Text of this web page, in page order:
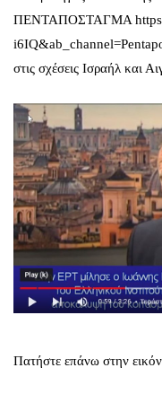
ΠΕΝΤΑΠΟΣΤΑΓΜΑ
στις σχέσεις Ισραήλ και
Πατήστε επάνω στην